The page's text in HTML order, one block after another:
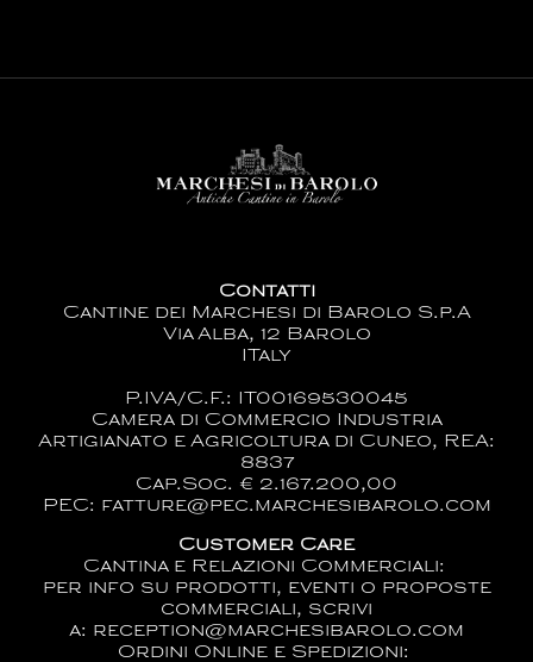
Contatti
Cantine dei Marchesi di Barolo S.p.A
Via Alba, 12 Barolo
ITaly
P.IVA/C.F.: IT00169530045
Camera di Commercio Industria
Artigianato e Agricoltura di Cuneo, REA:
8837
Cap.Soc. € 2.167.200,00
PEC: fatture@pec.marchesibarolo.com
Customer Care
Cantina e Relazioni Commerciali:
per info su prodotti, eventi o proposte
commerciali, scrivi
a: reception@marchesibarolo.com
Ordini Online e Spedizioni: